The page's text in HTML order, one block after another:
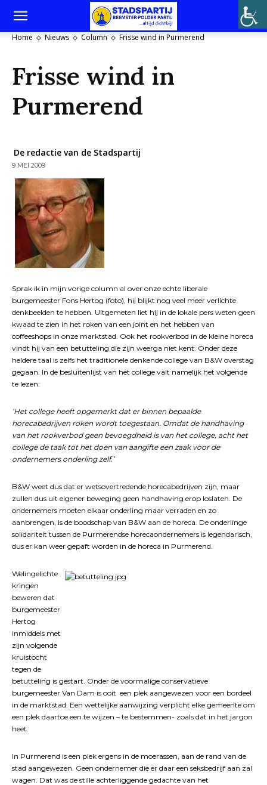
Home Nieuws Column Frisse wind in Purmerend
Frisse wind in
Purmerend
De redactie van de Stadspartij
9 MEI 2009
Sprak ik in mijn vorige column al over onze echte liberale
burgemeester Fons Hertog (foto), hij blijkt nog veel meer verlichte
denkbeelden te hebben. Uitgemeten liet hij in de lokale pers weten geen
kwaad te zien in het roken van een joint en het hebben van
coffeeshops in onze marktstad. Ook het rookverbod in de kleine horeca
vindt hij van een betutteling die zijn weerga niet kent. Onder deze
heldere taal is zelfs het traditionele denkende college van B&W overstag
gegaan. In de besluitenlijst van het college valt namelijk het volgende
te lezen:
‘Het college heeft opgemerkt dat er binnen bepaalde
horecabedrijven roken wordt toegestaan. Omdat de handhaving
van het rookverbod geen bevoegdheid is van het college, acht het
college de taak tot het doen van aangifte een zaak voor de
ondernemers onderling zelf.’
B&W weet dus dat er wetsovertredende horecabedrijven zijn, maar
zullen dus uit eigener beweging geen handhaving erop loslaten. De
ondernemers moeten elkaar onderling maar verraden en zo
aanbrengen, is de boodschap van B&W aan de horeca. De onderlinge
solidariteit tussen de Purmerendse horecaondernemers is legendarisch,
dus er kan weer gepaft worden in de horeca in Purmerend.
Welingelichte
kringen
beweren dat
burgemeester
Hertog
inmiddels met
zijn volgende
kruistocht
tegen de
betutteling is gestart. Onder de voormalige conservatieve
burgemeester Van Dam is ooit een plek aangewezen voor een bordeel
in de marktstad. Een wettelijke aanwijzing verplicht elke gemeente om
een plek daartoe een te wijzen – te bestemmen- zoals dat in het jargon
heet.
In Purmerend is een plek ergens in de moerassen, aan de rand van de
stad aangewezen. Geen ondernemer die er daar een seksbedrijf aan zal
wagen. Dat was de stille achterliggende gedachte van het